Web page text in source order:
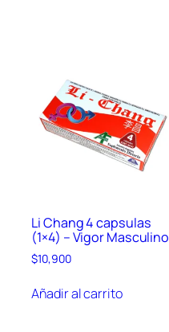
Li Chang 4 capsulas
(1×4) – Vigor Masculino
$10,900
Añadir al carrito